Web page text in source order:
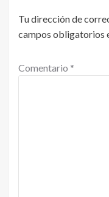
Tu dirección de
campos obligatorios
Comentario *